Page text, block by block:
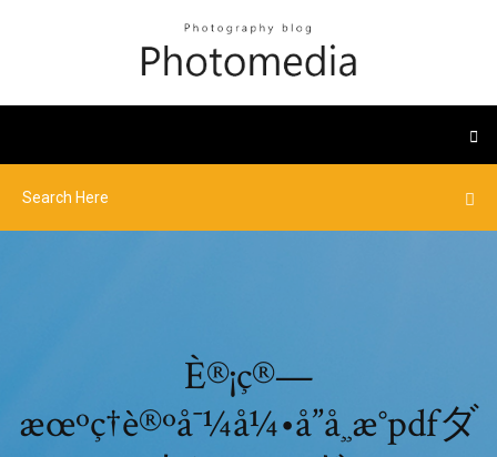
È®¡ç®—
æœºç†è®ºå¯¼å¼•å”å¸¸æ°pdfダ